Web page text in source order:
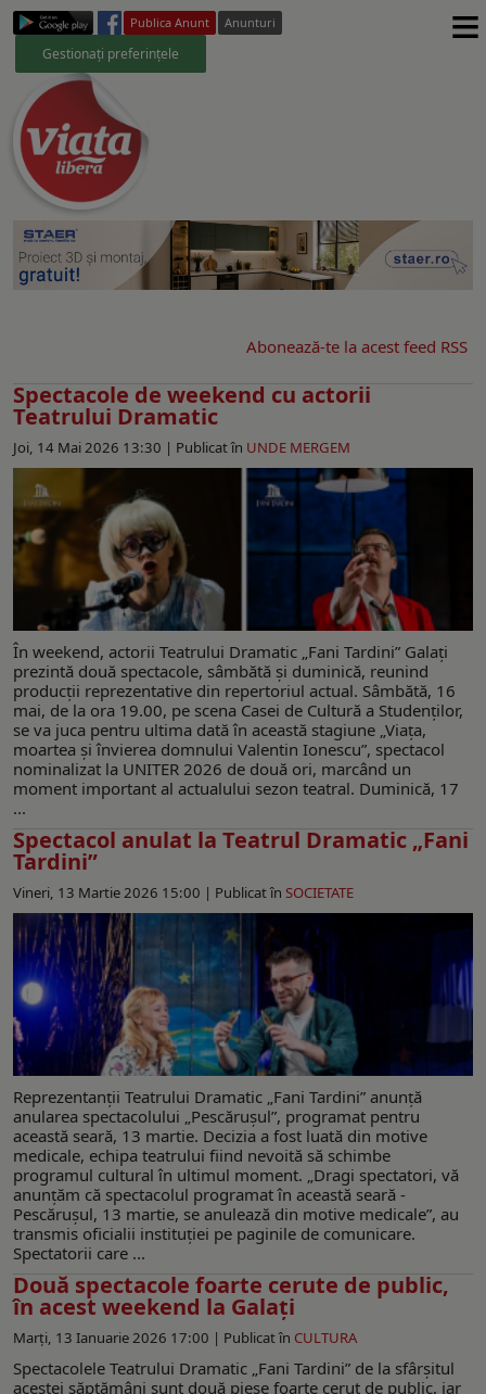
Publica Anunt Anunturi
Gestionați preferințele ≡
Abonează-te la acest feed RSS
Spectacole de weekend cu actorii
Teatrului Dramatic
Joi, 14 Mai 2026 13:30 | Publicat în UNDE MERGEM
În weekend, actorii Teatrului Dramatic „Fani Tardini” Galați
prezintă două spectacole, sâmbătă și duminică, reunind
producții reprezentative din repertoriul actual. Sâmbătă, 16
mai, de la ora 19.00, pe scena Casei de Cultură a Studenților,
se va juca pentru ultima dată în această stagiune „Viața,
moartea și învierea domnului Valentin Ionescu”, spectacol
nominalizat la UNITER 2026 de două ori, marcând un
moment important al actualului sezon teatral. Duminică, 17
...
Spectacol anulat la Teatrul Dramatic „Fani
Tardini”
Vineri, 13 Martie 2026 15:00 | Publicat în SOCIETATE
Reprezentanții Teatrului Dramatic „Fani Tardini” anunță
anularea spectacolului „Pescărușul”, programat pentru
această seară, 13 martie. Decizia a fost luată din motive
medicale, echipa teatrului fiind nevoită să schimbe
programul cultural în ultimul moment. „Dragi spectatori, vă
anunțăm că spectacolul programat în această seară -
Pescărușul, 13 martie, se anulează din motive medicale”, au
transmis oficialii instituției pe paginile de comunicare.
Spectatorii care ...
Două spectacole foarte cerute de public,
în acest weekend la Galaţi
Marți, 13 Ianuarie 2026 17:00 | Publicat în CULTURA
Spectacolele Teatrului Dramatic „Fani Tardini” de la sfârșitul
acestei săptămâni sunt două piese foarte cerut de public, iar